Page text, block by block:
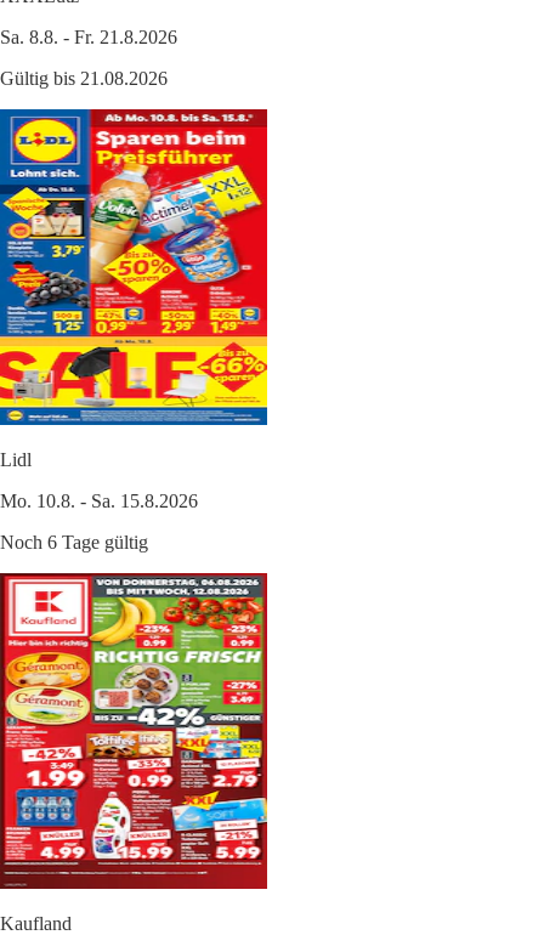
Sa. 8.8. - Fr. 21.8.2026
Gültig bis 21.08.2026
Lidl
Mo. 10.8. - Sa. 15.8.2026
Noch 6 Tage gültig
Kaufland